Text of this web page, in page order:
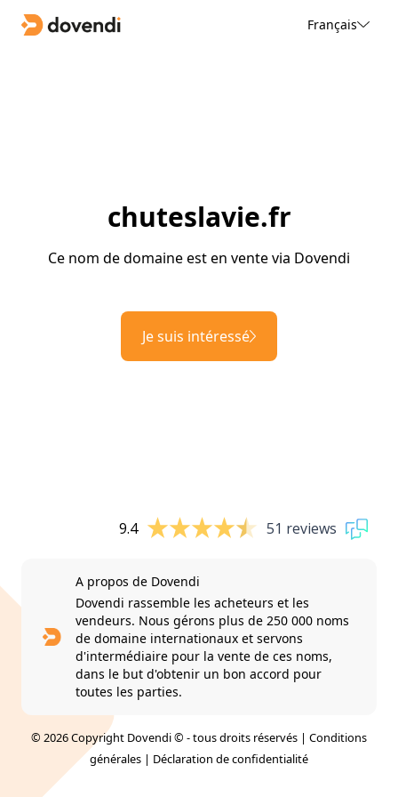
Français
chuteslavie.fr
Ce nom de domaine est en vente via Dovendi
Je suis intéressé
9.4 51 reviews
A propos de Dovendi
Dovendi rassemble les acheteurs et les
vendeurs. Nous gérons plus de 250 000 noms
de domaine internationaux et servons
d'intermédiaire pour la vente de ces noms,
dans le but d'obtenir un bon accord pour
toutes les parties.
© 2026 Copyright Dovendi © - tous droits réservés | Conditions
générales | Déclaration de confidentialité